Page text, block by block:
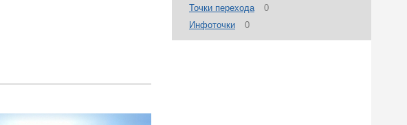
Точки перехода
0
Инфоточки
0